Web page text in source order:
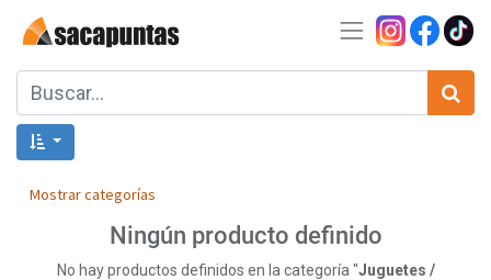
Mostrar categorías
Ningún producto definido
No hay productos definidos en la categoría "Juguetes /